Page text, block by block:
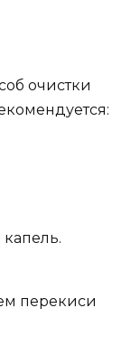
очистки
перекиси